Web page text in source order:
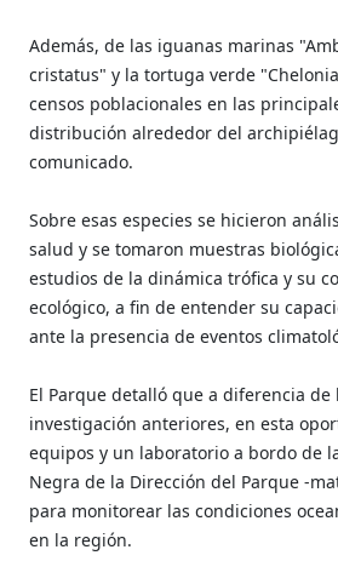
Además, de las iguanas marinas
cristatus" y la tortuga verde
censos poblacionales en las
distribución alrededor del
comunicado.
Sobre esas especies se hicieron
salud y se tomaron muestras
estudios de la dinámica trófica y su
ecológico, a fin de entender su
ante la presencia de eventos
El Parque detalló que a diferencia de
investigación anteriores, en esta
equipos y un laboratorio a bordo de
Negra de la Dirección del Parque -
para monitorear las condiciones
en la región.